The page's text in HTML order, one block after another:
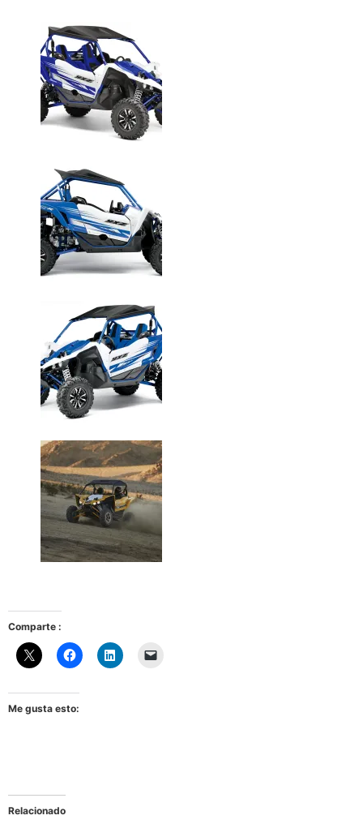
Comparte :
Me gusta esto:
Relacionado